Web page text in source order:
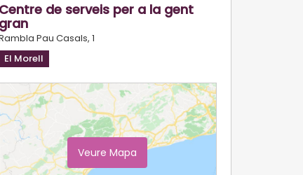
Centre de serveis per a la gent
gran
Pau Casals, 1
El Morell
Veure Mapa